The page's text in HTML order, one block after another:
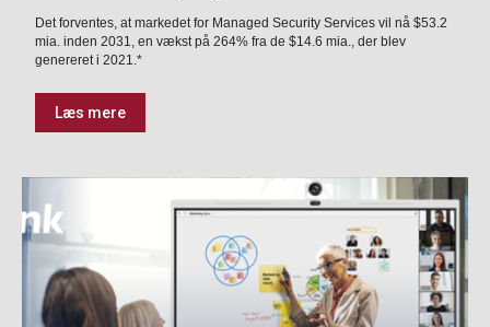
Det forventes, at markedet for Managed Security Services vil nå $53.2
mia. inden 2031, en vækst på 264% fra de $14.6 mia., der blev
genereret i 2021.*
Læs mere